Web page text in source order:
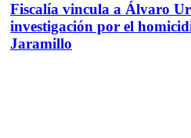
Fiscalía vincula a Álvaro
investigación por el
Jaramillo